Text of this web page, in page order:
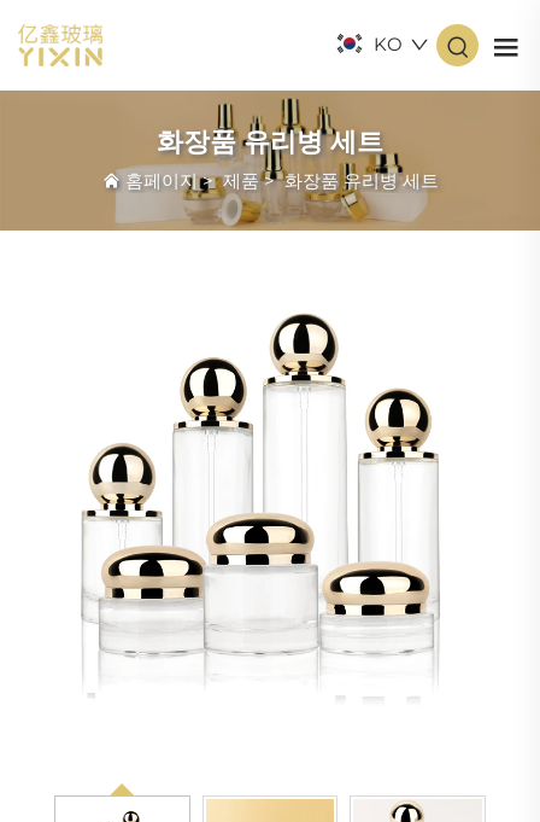
KO
화장품 유리병 세트
홈페이지>제품>화장품 유리병 세트